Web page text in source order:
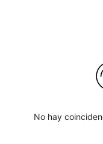
No hay